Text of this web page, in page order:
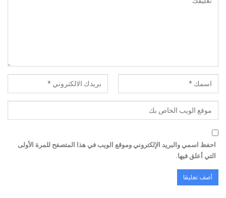
احفظ اسمي والبريد الإلكتروني وموقع الويب في هذا المتصفح للمرة الأولى
التي أعلق فيها.